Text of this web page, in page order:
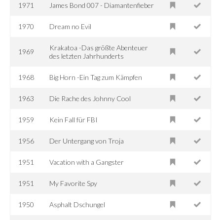
1971 James Bond 007 - Diamantenfieber
1970 Dream no Evil
1969
Krakatoa -Das größte Abenteuer
des letzten Jahrhunderts
1968 Big Horn -Ein Tag zum Kämpfen
1963 Die Rache des Johnny Cool
1959 Kein Fall für FBI
1956 Der Untergang von Troja
1951 Vacation with a Gangster
1951 My Favorite Spy
1950 Asphalt Dschungel